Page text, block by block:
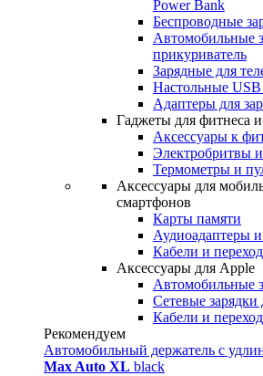
Power Bank
Беспроводные
Автомобильные
прикуриватель
Зарядные для
Настольные USB
Адаптеры для
Гаджеты для фитнеса и
Аксессуары к
Электробритвы
Термометры и
Аксессуары для
смартфонов
Карты памяти
Аудиоадаптеры
Кабели и
Аксессуары для Apple
Автомобильные
Сетевые зарядки
Кабели и
Рекомендуем
Автомобильный держатель с
Max Auto XL black